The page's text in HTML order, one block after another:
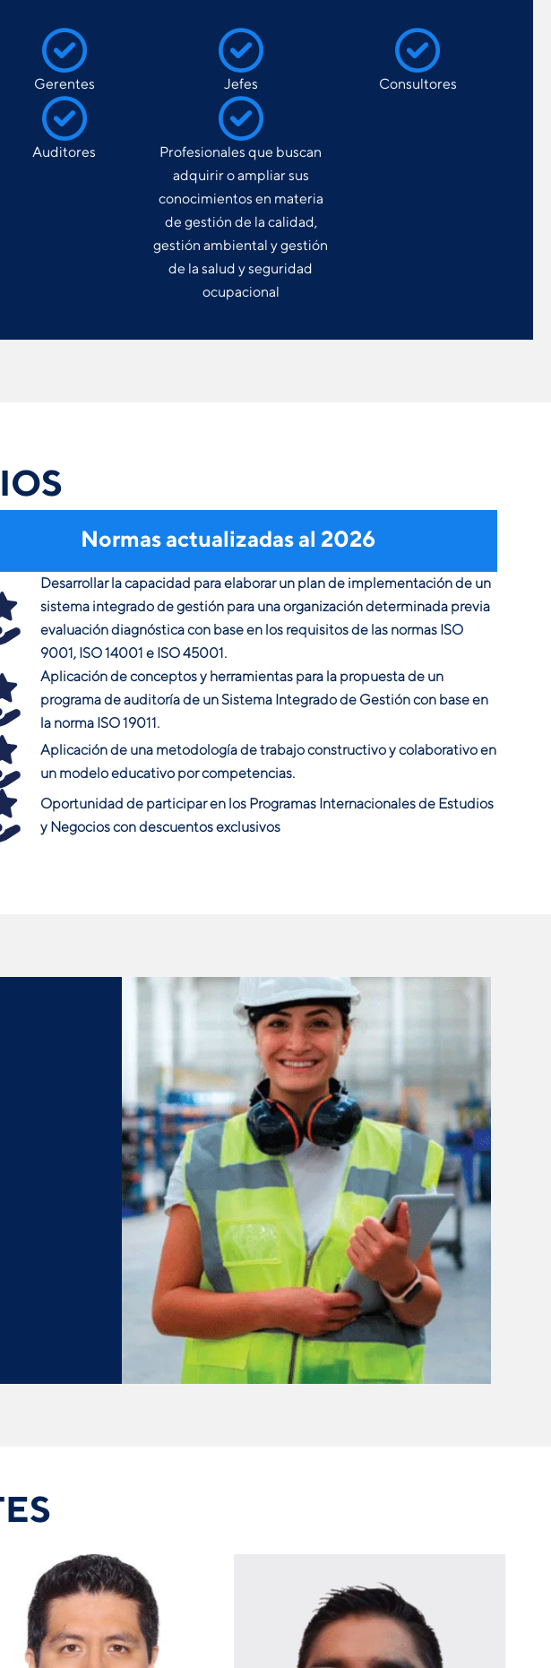
Gerentes Jefes Consultores
Auditores
Profesionales que buscan
adquirir o ampliar sus
conocimientos en materia
de gestión de la calidad,
gestión ambiental y gestión
de la salud y seguridad
ocupacional
Normas actualizadas al 2026
Desarrollar la capacidad para elaborar un plan de implementación de un
sistema integrado de gestión para una organización determinada previa
evaluación diagnóstica con base en los requisitos de las normas ISO
9001, ISO 14001 e ISO 45001.
Aplicación de conceptos y herramientas para la propuesta de un
programa de auditoría de un Sistema Integrado de Gestión con base en
la norma ISO 19011.
Aplicación de una metodología de trabajo constructivo y colaborativo en
un modelo educativo por competencias.
Oportunidad de participar en los Programas Internacionales de Estudios
y Negocios con descuentos exclusivos